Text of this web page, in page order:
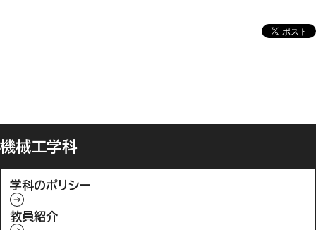
機械工学科
学科のポリシー
教員紹介